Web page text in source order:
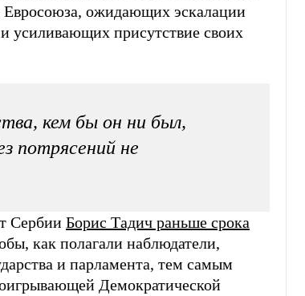
ожидающих эскалации
усиливающих присутствие своих
кем бы он ни был,
потрясений не
Сербии Борис Тадич раньше срока
как полагали наблюдатели,
и парламента, тем самым
Демократической